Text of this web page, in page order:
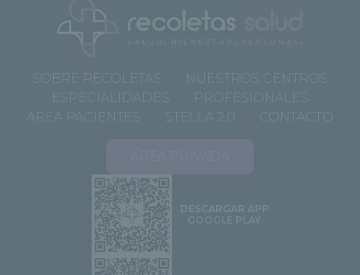
SOBRE RECOLETAS
NUESTROS CENTROS
ESPECIALIDADES
PROFESIONALES
ÁREA PACIENTES
STELLA 2.0 CONTACTO
DESCARGAR APP
GOOGLE PLAY